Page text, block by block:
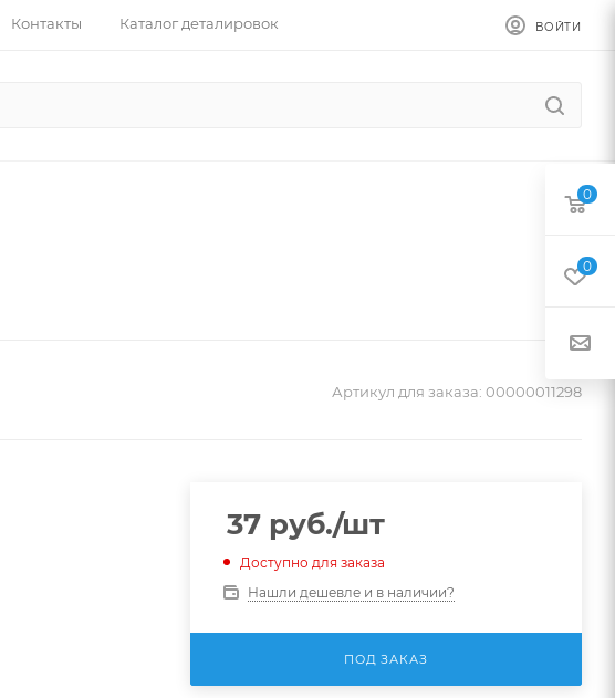
Контакты Каталог деталировок ВОЙТИ
Артикул для заказа: 00000011298
37руб./шт
Доступно для заказа
Нашли дешевле и в наличии?
ПОД ЗАКАЗ
0
0